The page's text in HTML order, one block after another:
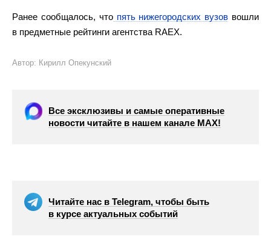
Ранее сообщалось, чтопять нижегородских вузов вошли
в предметные рейтинги агентства RAEX.
Автор: Кирилл Опекунский
Все эксклюзивы и самые оперативные
новости читайте в нашем канале МАХ!
Читайте нас в Telegram, чтобы быть
в курсе актуальных событий